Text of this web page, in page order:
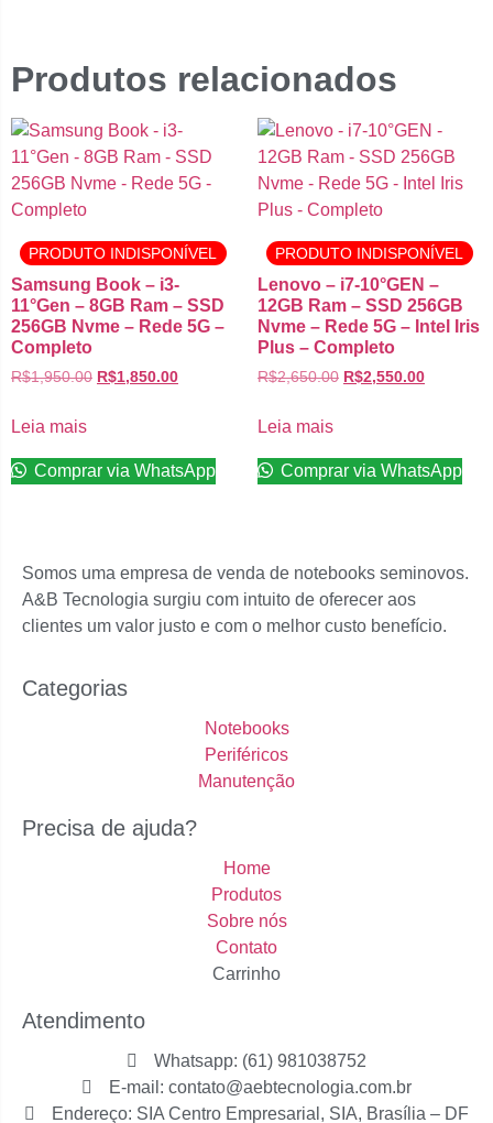
Produtos relacionados
PRODUTO INDISPONÍVEL
Samsung Book – i3-
11°Gen – 8GB Ram – SSD
256GB Nvme – Rede 5G –
Completo
R$1,950.00 R$1,850.00
Leia mais
Comprar via WhatsApp
PRODUTO INDISPONÍVEL
Lenovo – i7-10°GEN –
12GB Ram – SSD 256GB
Nvme – Rede 5G – Intel Iris
Plus – Completo
R$2,650.00 R$2,550.00
Leia mais
Comprar via WhatsApp
Somos uma empresa de venda de notebooks seminovos.
A&B Tecnologia surgiu com intuito de oferecer aos
clientes um valor justo e com o melhor custo benefício.
Categorias
Notebooks
Periféricos
Manutenção
Precisa de ajuda?
Home
Produtos
Sobre nós
Contato
Carrinho
Atendimento
Whatsapp: (61) 981038752
E-mail: contato@aebtecnologia.com.br
Endereço: SIA Centro Empresarial, SIA, Brasília – DF